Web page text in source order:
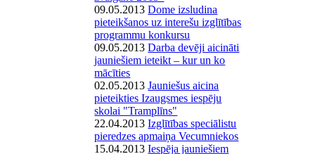
09.05.2013Dome izsludina
pieteikšanos uz interešu izglītības
programmu konkursu
09.05.2013Darba devēji aicināti
jauniešiem ieteikt – kur un ko
mācīties
02.05.2013Jauniešus aicina
pieteikties Izaugsmes iespēju
skolai "Tramplīns"
22.04.2013Izglītības speciālistu
pieredzes apmaiņa Vecumniekos
15.04.2013Iespēja jauniešiem